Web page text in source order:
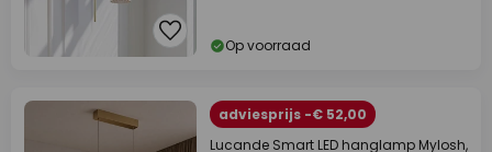
Op voorraad
adviesprijs -€ 52,00
Lucande Smart LED hanglamp Mylosh,